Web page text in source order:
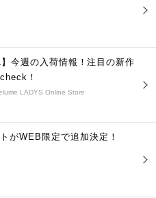
今週の入荷情報！注目の新作
！
LADYS Online Store
がWEB限定で追加決定！